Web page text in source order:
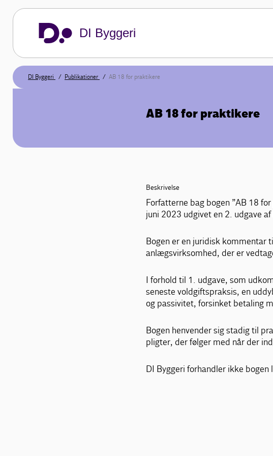
DI Byggeri
DI Byggeri Publikationer AB 18 for praktikere
AB 18 for praktikere
Beskrivelse
Forfatterne bag bogen ”AB 18
juni 2023 udgivet en 2. udgave af
Bogen er en juridisk kommentar
anlægsvirksomhed, der er
I forhold til 1. udgave, som
seneste voldgiftspraksis, en
og passivitet, forsinket betaling
Bogen henvender sig stadig til
pligter, der følger med når der
DI Byggeri forhandler ikke